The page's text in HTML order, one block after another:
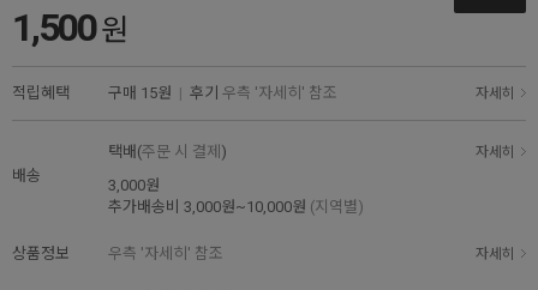
1,500원
적립혜택 구매 15원 | 후기 우측 '자세히' 참조 자세히
배송
택배(주문 시 결제 ) 자세히
3,000원
추가배송비 3,000원~10,000원 (지역별)
상품정보 우측 '자세히' 참조 자세히